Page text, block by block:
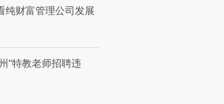
纯财富管理公司发展
“特教老师招聘违